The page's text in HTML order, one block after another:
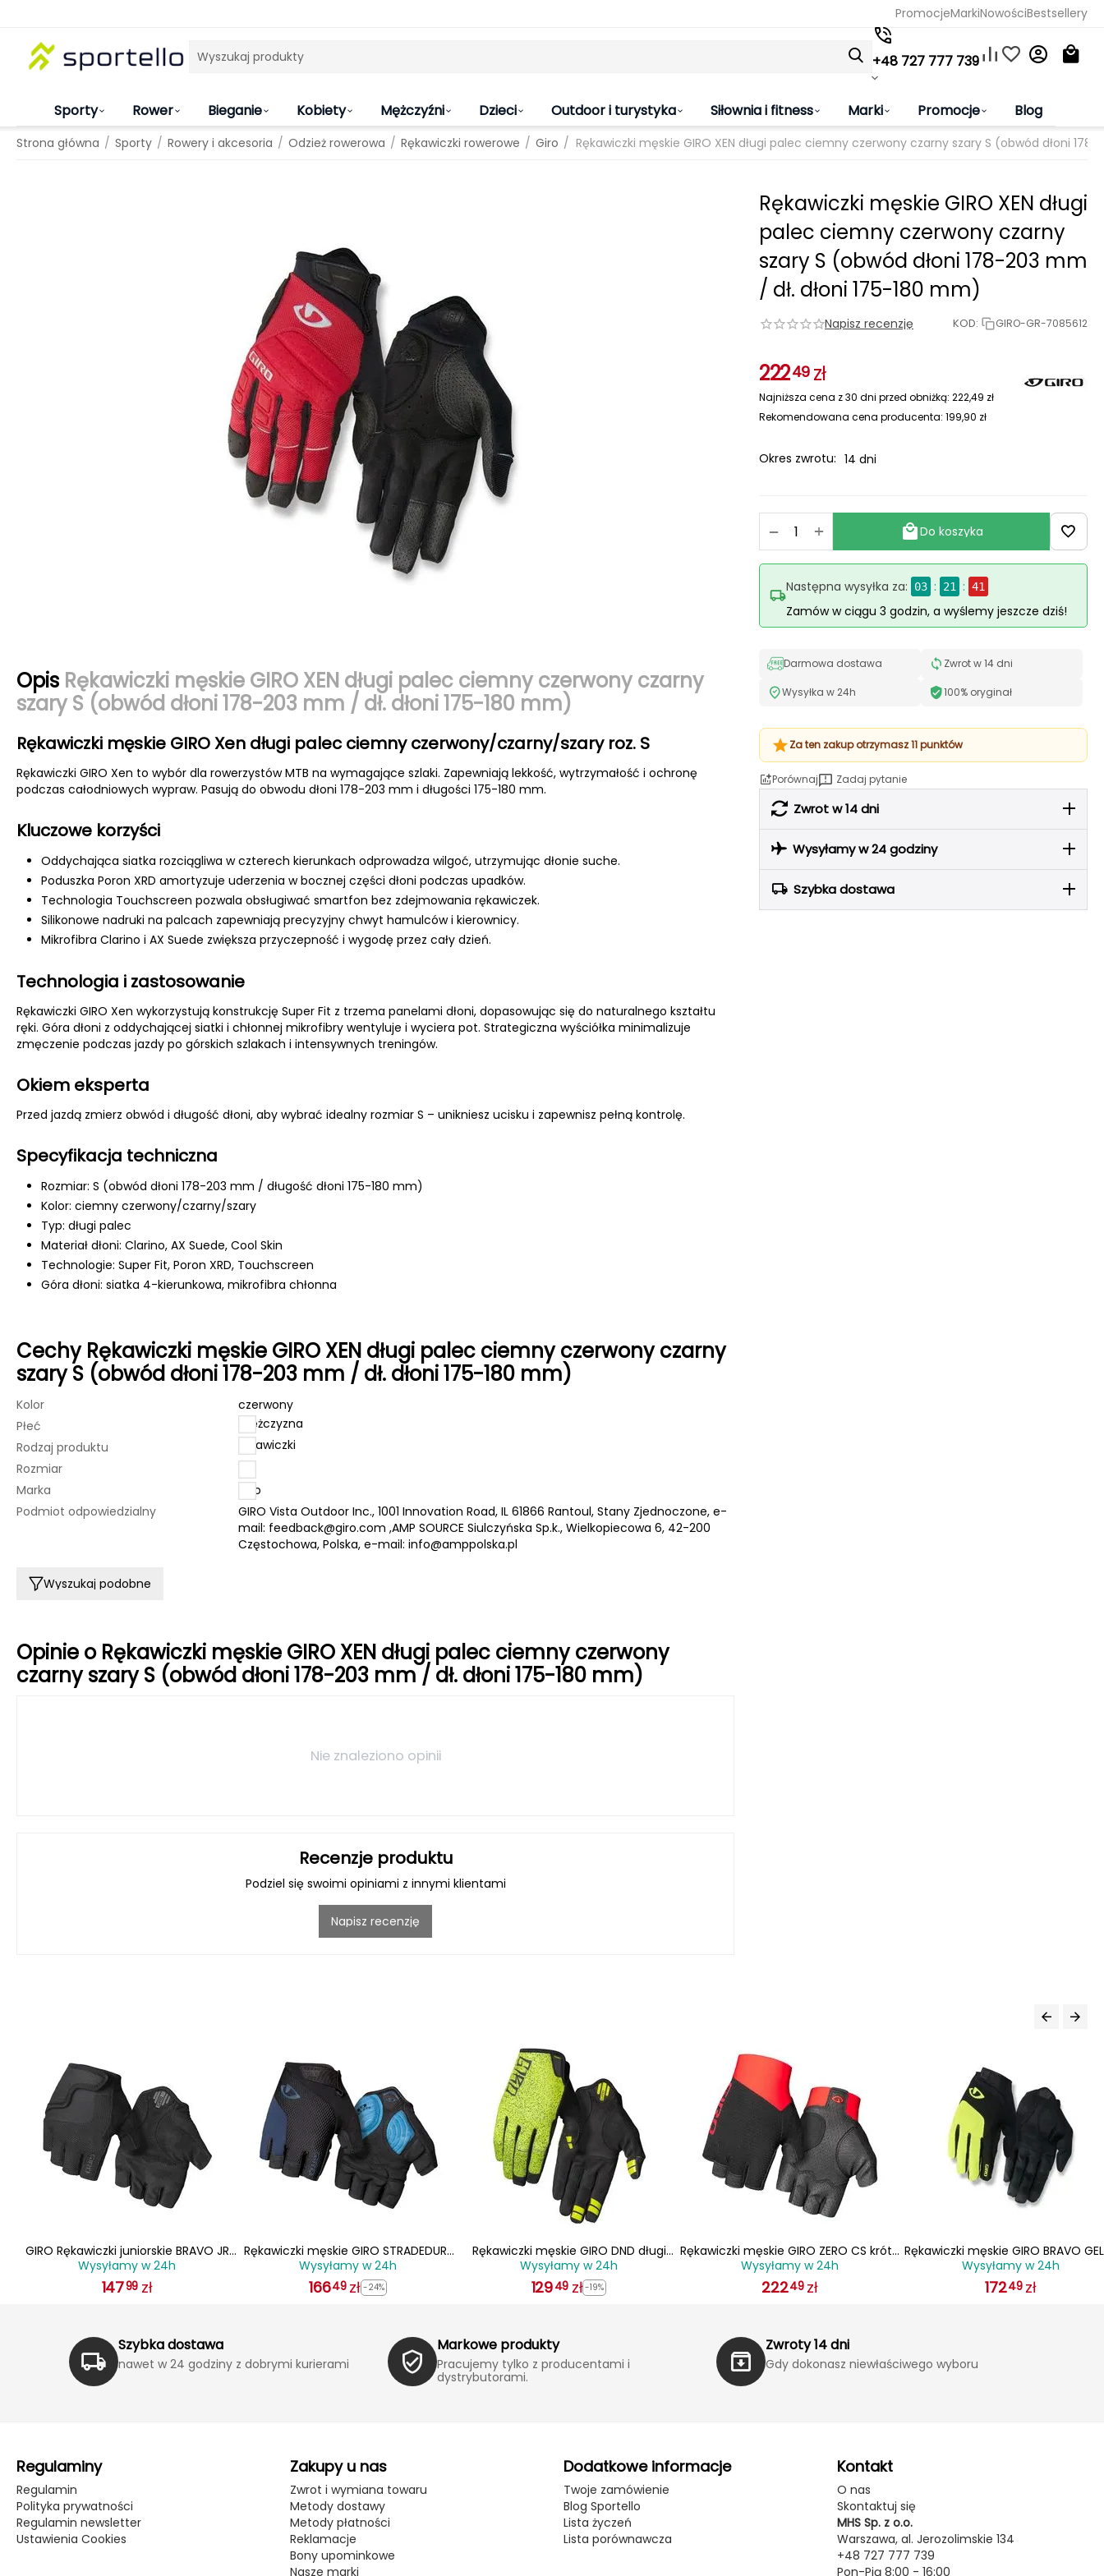
PromocjeMarkiNowościBestsellery
+48 727 777 739
Sporty Rower Bieganie Kobiety Mężczyźni Dzieci Outdoor i turystyka Siłownia i fitness Marki Promocje Blog
Strona główna / Sporty / Rowery i akcesoria / Odzież rowerowa / Rękawiczki rowerowe / Giro / Rękawiczki męskie GIRO XEN długi palec ciemny czerwony czarny szary S (obwód dłoni
Rękawiczki męskie GIRO XEN długi
palec ciemny czerwony czarny
szary S (obwód dłoni 178-203 mm
/ dł. dłoni 175-180 mm)
Napisz recenzję KOD: GIRO-GR-7085612
22249 zł
Najniższa cena z 30 dni przed obniżką: 222,49 zł
Rekomendowana cena producenta: 199,90 zł
Okres zwrotu: 14 dni
+
− Do koszyka
Następna wysyłka za: 03 : 21 : 40
Zamów w ciągu 3 godzin, a wyślemy jeszcze dziś!
Darmowa dostawa Zwrot w 14 dni
Wysyłka w 24h 100% oryginał
Za ten zakup otrzymasz 11 punktów
Porównaj Zadaj pytanie
Zwrot w 14 dni
Wysyłamy w 24 godziny
Szybka dostawa
Opis Rękawiczki męskie GIRO XEN długi palec ciemny czerwony czarny
szary S (obwód dłoni 178-203 mm / dł. dłoni 175-180 mm)
Rękawiczki męskie GIRO Xen długi palec ciemny czerwony/czarny/szary roz. S
Rękawiczki GIRO Xen to wybór dla rowerzystów MTB na wymagające szlaki. Zapewniają lekkość, wytrzymałość i ochronę
podczas całodniowych wypraw. Pasują do obwodu dłoni 178-203 mm i długości 175-180 mm.
Kluczowe korzyści
Oddychająca siatka rozciągliwa w czterech kierunkach odprowadza wilgoć, utrzymując dłonie suche.
Poduszka Poron XRD amortyzuje uderzenia w bocznej części dłoni podczas upadków.
Technologia Touchscreen pozwala obsługiwać smartfon bez zdejmowania rękawiczek.
Silikonowe nadruki na palcach zapewniają precyzyjny chwyt hamulców i kierownicy.
Mikrofibra Clarino i AX Suede zwiększa przyczepność i wygodę przez cały dzień.
Technologia i zastosowanie
Rękawiczki GIRO Xen wykorzystują konstrukcję Super Fit z trzema panelami dłoni, dopasowując się do naturalnego kształtu
ręki. Góra dłoni z oddychającej siatki i chłonnej mikrofibry wentyluje i wyciera pot. Strategiczna wyściółka minimalizuje
zmęczenie podczas jazdy po górskich szlakach i intensywnych treningów.
Okiem eksperta
Przed jazdą zmierz obwód i długość dłoni, aby wybrać idealny rozmiar S – unikniesz ucisku i zapewnisz pełną kontrolę.
Specyfikacja techniczna
Rozmiar: S (obwód dłoni 178-203 mm / długość dłoni 175-180 mm)
Kolor: ciemny czerwony/czarny/szary
Typ: długi palec
Materiał dłoni: Clarino, AX Suede, Cool Skin
Technologie: Super Fit, Poron XRD, Touchscreen
Góra dłoni: siatka 4-kierunkowa, mikrofibra chłonna
Cechy Rękawiczki męskie GIRO XEN długi palec ciemny czerwony czarny
szary S (obwód dłoni 178-203 mm / dł. dłoni 175-180 mm)
Kolor
czerwony
Płeć
mężczyzna
Rodzaj produktu
rękawiczki
Rozmiar
Marka
Giro
Podmiot odpowiedzialny
GIRO Vista Outdoor Inc., 1001 Innovation Road, IL 61866 Rantoul, Stany Zjednoczone, e-
mail: feedback@giro.com ,AMP SOURCE Siulczyńska Sp.k., Wielkopiecowa 6, 42-200
Częstochowa, Polska, e-mail:info@amppolska.pl
Wyszukaj podobne
Opinie o Rękawiczki męskie GIRO XEN długi palec ciemny czerwony
czarny szary S (obwód dłoni 178-203 mm / dł. dłoni 175-180 mm)
Nie znaleziono opinii
Recenzje produktu
Podziel się swoimi opiniami z innymi klientami
Napisz recenzję
GIRO Rękawiczki juniorskie BRAVO JR
czarny
Wysyłamy w 24h
14799 zł
Rękawiczki męskie GIRO STRADEDURE
SGEL krótki palec midnight niebieski
Wysyłamy w 24h
16649 zł -24%
Rękawiczki męskie GIRO DND długi
palec lime brakedown
Wysyłamy w 24h
12949 zł -19%
Rękawiczki męskie GIRO ZERO CS krótki
palec trim czerwony
Wysyłamy w 24h
22249 zł
Rękawiczki męskie GIRO BRAVO
długi palec highlight żółty
Wysyłamy w 24h
17249 zł
Szybka dostawa
nawet w 24 godziny z dobrymi kurierami
Markowe produkty
Pracujemy tylko z producentami i
dystrybutorami.
Zwroty 14 dni
Gdy dokonasz niewłaściwego wyboru
Regulaminy
Regulamin
Polityka prywatności
Regulamin newsletter
Ustawienia Cookies
Zakupy u nas
Zwrot i wymiana towaru
Metody dostawy
Metody płatności
Reklamacje
Bony upominkowe
Nasze marki
Dodatkowe informacje
Twoje zamówienie
Blog Sportello
Lista życzeń
Lista porównawcza
Kontakt
O nas
Skontaktuj się
MHS Sp. z o.o.
Warszawa, al. Jerozolimskie 134
+48 727 777 739
Pon-Pią 8:00 - 16:00